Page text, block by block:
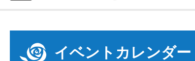
イベントカレンダー